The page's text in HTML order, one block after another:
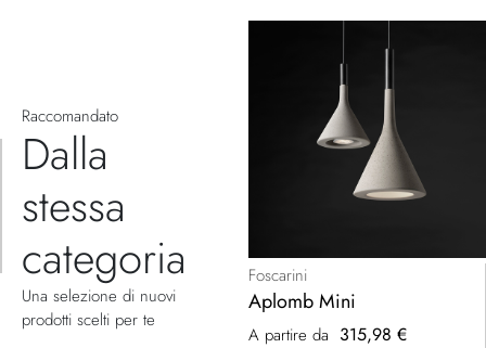
Raccomandato
Dalla
stessa
categoria
Una selezione di nuovi
prodotti scelti per te
Foscarini
Aplomb Mini
A partire da 315,98 €